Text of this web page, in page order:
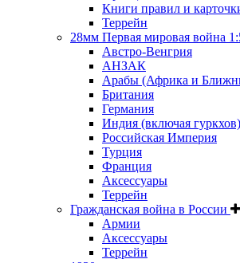
Книги правил и
Террейн
28мм Первая мировая война
Австро-Венгрия
АНЗАК
Арабы (Африка и
Британия
Германия
Индия (включая гуркхов)
Российская Империя
Турция
Франция
Аксессуары
Террейн
Гражданская война в России
Армии
Аксессуары
Террейн